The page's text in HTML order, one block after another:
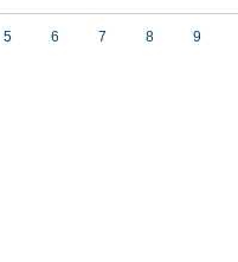
5 6 7 8 9